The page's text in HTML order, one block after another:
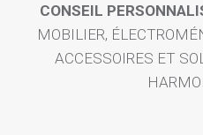
CONSEIL
MOBILIER,
ACCESSOIRES ET